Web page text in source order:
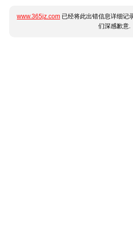
www.365jz.com 已经将此出错信息详细记
们深感歉意.